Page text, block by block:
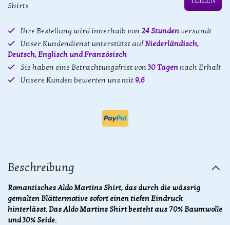
Shirts
Ihre Bestellung wird innerhalb von 24 Stunden versandt
Unser Kundendienst unterstützt aufNiederländisch,
Deutsch, Englisch und Französisch
Sie haben eine Betrachtungsfrist von30 Tagennach Erhalt
Unsere Kunden bewerten uns mit 9,6
Beschreibung
Romantisches Aldo Martins Shirt, das durch die wässrig
gemalten Blättermotive sofort einen tiefen Eindruck
hinterlässt. Das Aldo Martins Shirt besteht aus 70% Baumwolle
und 30% Seide.